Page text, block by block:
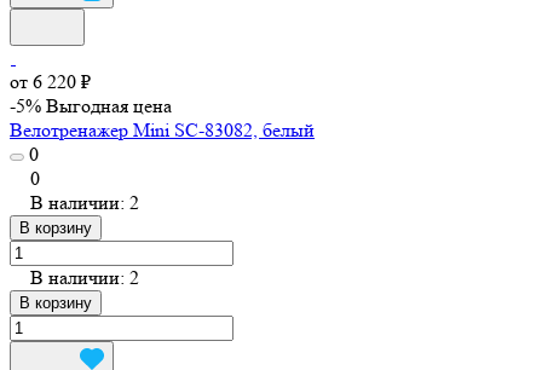
от 6 220 ₽
-5% Выгодная цена
Велотренажер Mini SC-83082, белый
0
0
В наличии: 2
В корзину
В наличии: 2
В корзину